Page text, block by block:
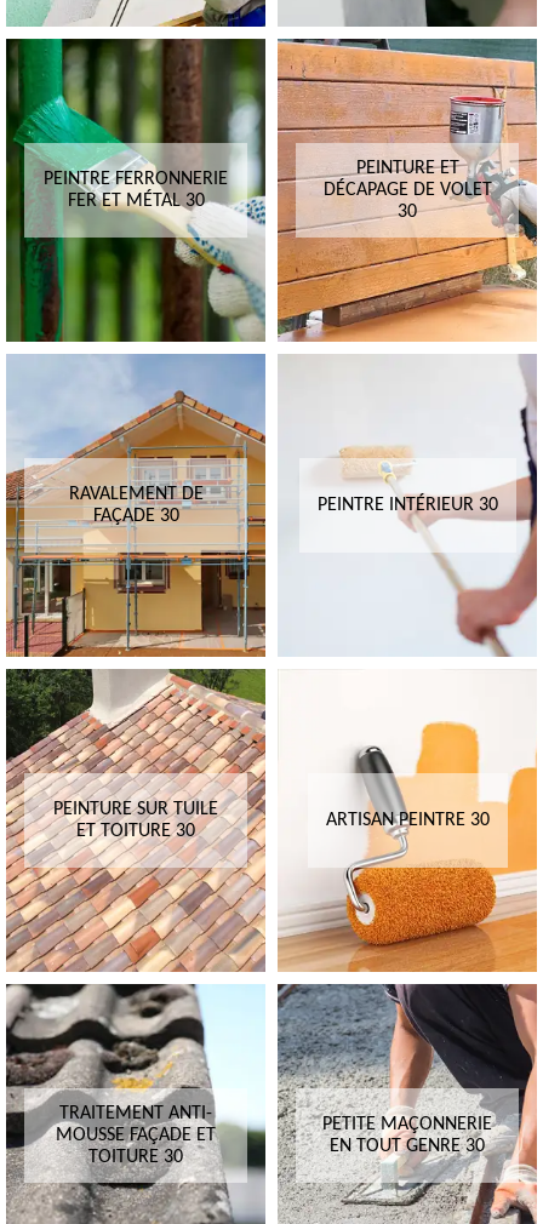
PEINTRE FERRONNERIE
FER ET MÉTAL 30
PEINTURE ET
DÉCAPAGE DE VOLET
30
RAVALEMENT DE
FAÇADE 30
PEINTRE INTÉRIEUR 30
PEINTURE SUR TUILE
ET TOITURE 30
ARTISAN PEINTRE 30
TRAITEMENT ANTI-
MOUSSE FAÇADE ET
TOITURE 30
PETITE MAÇONNERIE
EN TOUT GENRE 30